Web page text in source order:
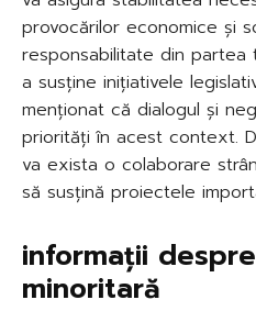
provocărilor economice și
responsabilitate din
a susține inițiativele
menționat că dialogul și
priorități în acest context.
va exista o colaborare
să susțină proiectele
informații
minoritară